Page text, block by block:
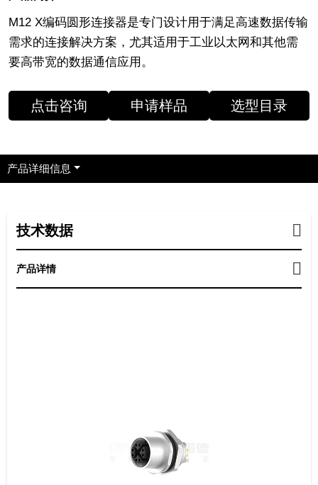
M12 X编码圆形连接器是专门设计用于满足高速数据传输
需求的连接解决方案，尤其适用于工业以太网和其他需
要高带宽的数据通信应用。
点击咨询 申请样品 选型目录
产品详细信息
技术数据
产品详情